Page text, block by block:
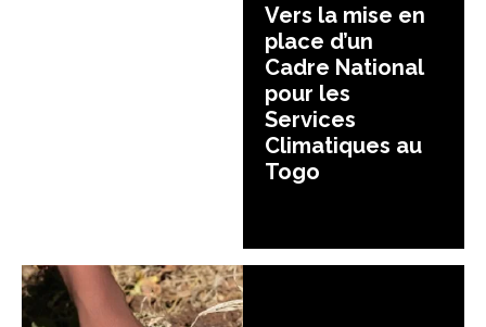
Vers la mise en
place d’un
Cadre National
pour les
Services
Climatiques au
Togo